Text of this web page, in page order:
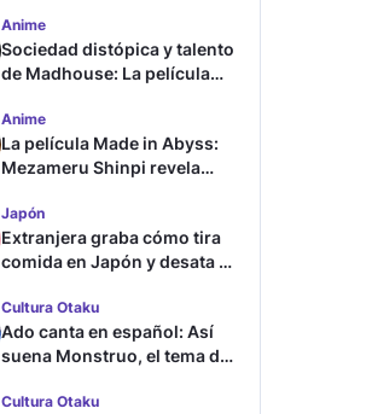
Anime
Sociedad distópica y talento
de Madhouse: La película
tráiler
Anime
La película Made in Abyss:
Mezameru Shinpi revela
Japón
Extranjera graba cómo tira
comida en Japón y desata la
Cultura Otaku
Ado canta en español: Así
suena Monstruo, el tema de
Cultura Otaku